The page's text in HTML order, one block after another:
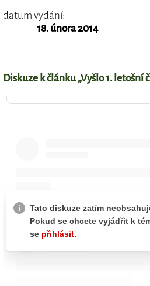
datum vydání:
18. února 2014
Diskuze k článku „Vyšlo 1. letošní